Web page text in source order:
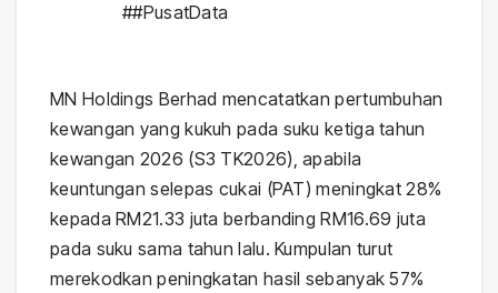
##PusatData
MN Holdings Berhad mencatatkan pertumbuhan
kewangan yang kukuh pada suku ketiga tahun
kewangan 2026 (S3 TK2026), apabila
keuntungan selepas cukai (PAT) meningkat 28%
kepada RM21.33 juta berbanding RM16.69 juta
pada suku sama tahun lalu. Kumpulan turut
merekodkan peningkatan hasil sebanyak 57%